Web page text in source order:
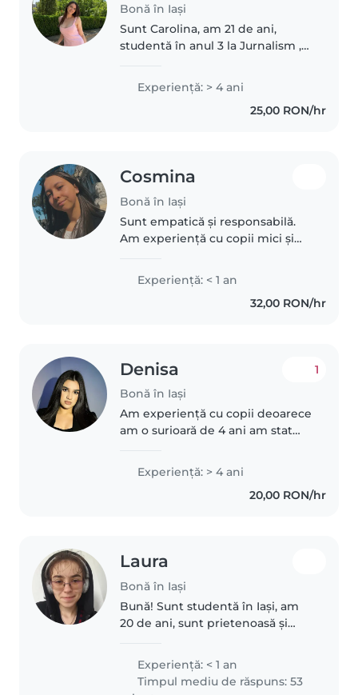
Bonă în Iași
Sunt Carolina, am 21 de ani,
studentă în anul 3 la Jurnalism ,
copii, am experiență în domeniu,
lucrând de la 16 ani la tabere
Experienţă: > 4 ani
25,00 RON/hr
Cosmina
Bonă în Iași
Sunt empatică și responsabilă.
Am experiență cu copii mici și
Experienţă: < 1 an
32,00 RON/hr
Denisa
Bonă în Iași
1
Am experiență cu copii deoarece
am o surioară de 4 ani am stat
bona verișorilor mei de când s au
născut , sunt o fire răbdătoare și
Experienţă: > 4 ani
20,00 RON/hr
Laura
Bonă în Iași
Bună! Sunt studentă în Iași, am
20 de ani, sunt prietenoasă și
lucrul cu copii, supraveghere,
ajutor la teme/ meditații, joacă,
etc.. Aștept cu nerăbdare..
Experienţă: < 1 an
Timpul mediu de răspuns: 53